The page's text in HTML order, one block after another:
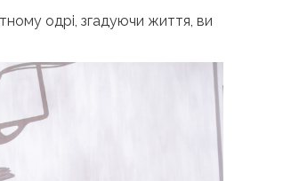
одрі, згадуючи життя, ви